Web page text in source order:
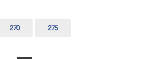
270 275